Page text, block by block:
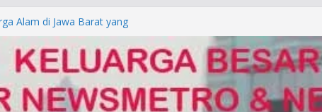
Alam di Jawa Barat yang
KUHAP Baru 2026, Tegaskan
Dipidana
DENPASAR DAN
POLDA BALI DIDUGA